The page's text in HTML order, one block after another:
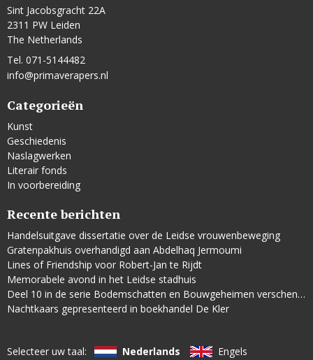
Sint Jacobsgracht 22A
2311 PW Leiden
The Netherlands
Tel. 071-5144482
info@primaverapers.nl
Categorieën
Kunst
Geschiedenis
Naslagwerken
Literair fonds
In voorbereiding
Recente berichten
Handelsuitgave dissertatie over de Leidse vrouwenbeweging
Gratenpakhuis overhandigd aan Abdelhaq Jermoumi
Lines of Friendship voor Robert-Jan te Rijdt
Memorabele avond in het Leidse stadhuis
Deel 10 in de serie Bodemschatten en Bouwgeheimen verschenen
Nachtkaars gepresenteerd in boekhandel De Kler
Selecteer uw taal: Nederlands Engels